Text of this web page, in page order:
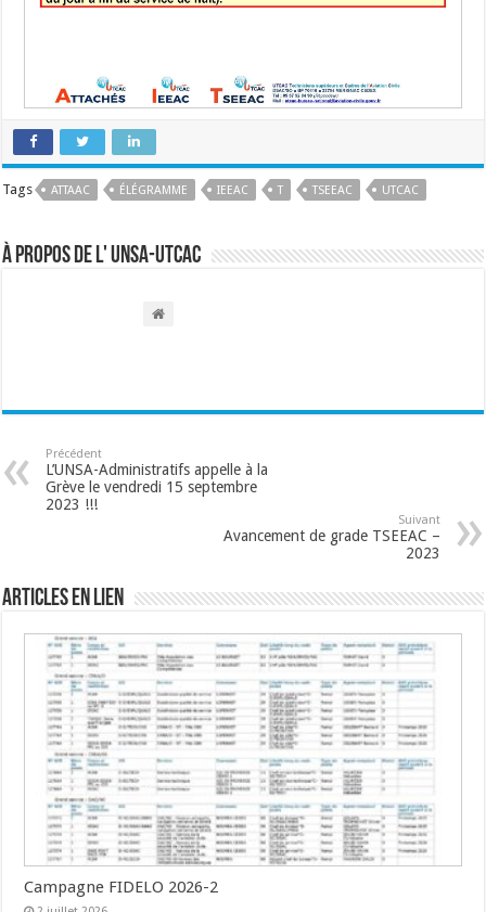
Tags ATTAAC ÉLÉGRAMME IEEAC T TSEEAC UTCAC
À propos de l' UNSA-UTCAC
Précédent
L’UNSA-Administratifs appelle à la
Grève le vendredi 15 septembre
2023 !!!
Suivant
Avancement de grade TSEEAC –
2023
Articles en lien
Campagne FIDELO 2026-2